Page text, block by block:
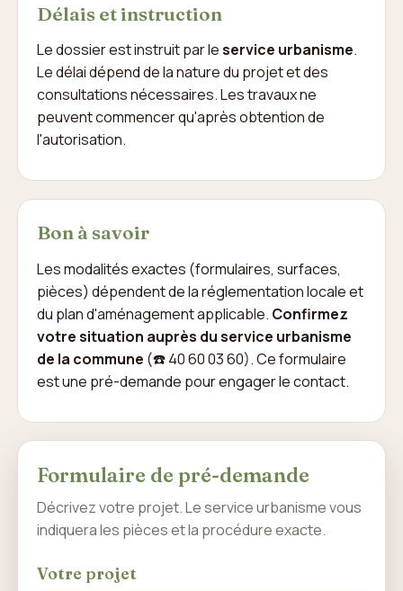
Délais et instruction
Le dossier est instruit par leservice urbanisme.
Le délai dépend de la nature du projet et des
consultations nécessaires. Les travaux ne
peuvent commencer qu'après obtention de
l'autorisation.
Bon à savoir
Les modalités exactes (formulaires, surfaces,
pièces) dépendent de la réglementation locale et
du plan d'aménagement applicable. Confirmez
votre situation auprès du service urbanisme
de la commune (☎️ 40 60 03 60). Ce formulaire
est une pré-demande pour engager le contact.
Formulaire de pré-demande
Décrivez votre projet. Le service urbanisme vous
indiquera les pièces et la procédure exacte.
Votre projet